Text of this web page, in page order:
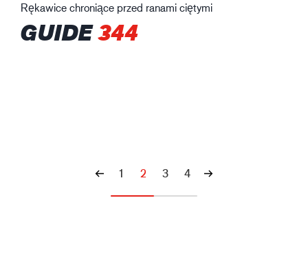
Rękawice chroniące przed ranami ciętymi
GUIDE344
1 2 3 4